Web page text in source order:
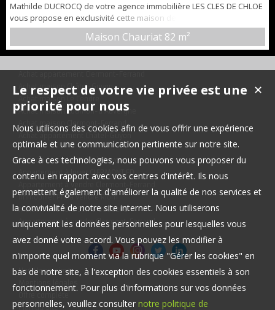
Mathilde DUCROCQ de votre agence immobilière LES CLES DE CHLOE
vous propose en exclusivité cette maison de bourg de 83 m² située
sur la commune de CHAURIAT, à 10 mn de Cournon. La maison est
composée comme suit: - au RDC: une entrée, une cuisine aménagée
et un WC, puis quelques marches vous mènent vers le salon,
Maison Chauriat 82 m²
Achat maison Châtel-Guyon
Achat maison Le Cendre
Achat maison Cournon-d'Auvergne
Achat maison Clermont-Ferrand
Maison à vendre Châtel-Guyon
Appartement à louer CLERMONT FD
Immobilier Pro à vendre Riom
Maison à vendre Saint-Beauzire
Appartement à vendre Clermont-Ferrand
Nos Honoraires
Mentions légales
Plan du site
✕
Le respect de votre vie privée est une
priorité pour nous
Nous utilisons des cookies afin de vous offrir une expérience
optimale et une communication pertinente sur notre site.
Grace à ces technologies, nous pouvons vous proposer du
contenu en rapport avec vos centres d'intérêt. Ils nous
permettent également d'améliorer la qualité de nos services et
la convivialité de notre site internet. Nous utiliserons
uniquement les données personnelles pour lesquelles vous
avez donné votre accord. Vous pouvez les modifier à
n'importe quel moment via la rubrique "Gérer les cookies" en
bas de notre site, à l'exception des cookies essentiels à son
fonctionnement. Pour plus d'informations sur vos données
personnelles, veuillez consulter notre politique de